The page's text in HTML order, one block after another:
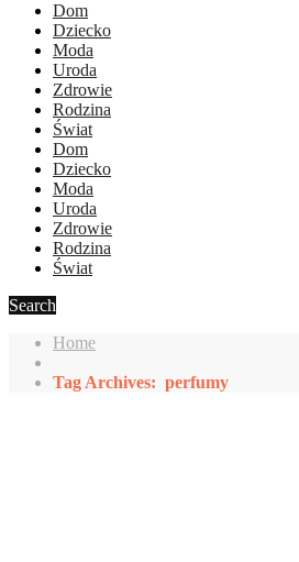
Dom
Dziecko
Moda
Uroda
Zdrowie
Rodzina
Świat
Dom
Dziecko
Moda
Uroda
Zdrowie
Rodzina
Świat
Search
Home
Tag Archives: perfumy